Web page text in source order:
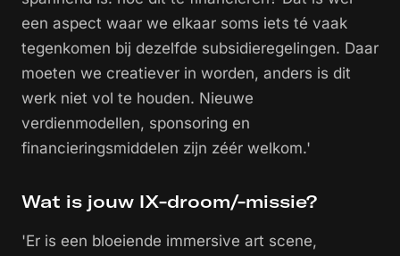
een aspect waar we elkaar soms iets té vaak
tegenkomen bij dezelfde subsidieregelingen. Daar
moeten we creatiever in worden, anders is dit
werk niet vol te houden. Nieuwe
verdienmodellen, sponsoring en
financieringsmiddelen zijn zéér welkom.'
Wat is jouw IX-droom/-missie?
'Er is een bloeiende immersive art scene,